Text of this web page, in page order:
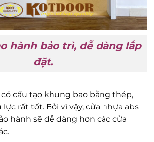
hành bảo trì, dễ dàng lắp
đặt.
có cấu tạo khung bao bằng thép,
rất tốt. Bởi vì vậy, cửa nhựa abs
hành sẽ dễ dàng hơn các cửa